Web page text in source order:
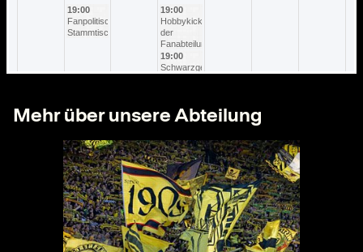
Mehr über unsere Abteilung